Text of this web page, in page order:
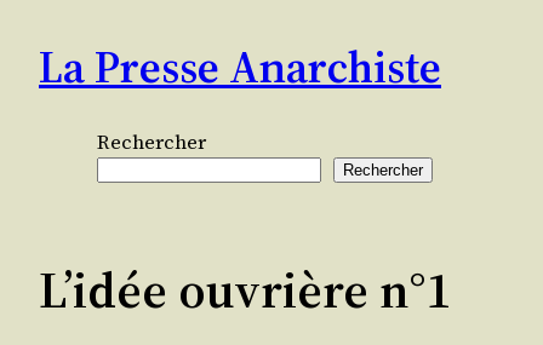
contenu
La Presse Anarchiste
Rechercher
Rechercher
L’idée ouvrière n°1